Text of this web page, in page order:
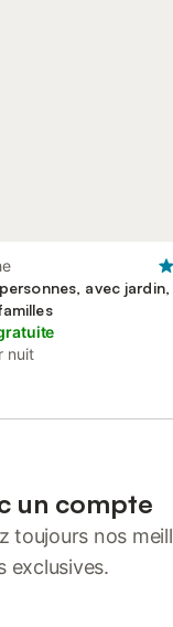
avec jardin,
nuit
un compte
toujours nos
exclusives.